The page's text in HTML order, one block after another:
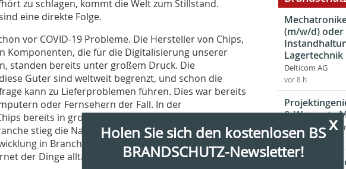
zu schlagen, kommt die Welt zum Stillstand.
eine direkte Folge.
vor COVID-19 Probleme. Die Hersteller von Chips,
Komponenten, die für die Digitalisierung unserer
standen bereits unter großem Druck. Die
Güter sind weltweit begrenzt, und schon die
kann zu Lieferproblemen führen. Dies war bereits
oder Fernsehern der Fall. In der
bereits in großem Umfang Einzug gehalten, und mit
stieg die Nachfrage nach Chips sprunghaft an.
in Branchen und Teilen der Gesellschaft, in
der Dinge alltäglich wird.
x
Holen Sie sich den kostenlosen BS
BRANDSCHUTZ-Newsletter!
(m/w/d) oder
Lagertechnik
Delticom AG
vor 8 h
& Warranty
MAC Hamburg
vor 11 h